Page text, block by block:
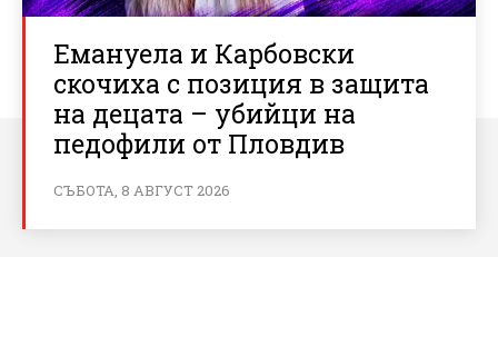
Емануела и Карбовски
скочиха с позиция в защита
на децата – убийци на
педофили от Пловдив
СЪБОТА, 8 АВГУСТ 2026